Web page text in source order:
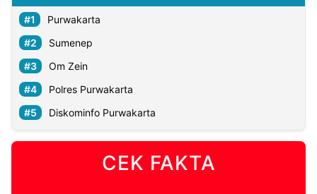
Purwakarta
Sumenep
Om Zein
Polres Purwakarta
Diskominfo Purwakarta
CEK FAKTA